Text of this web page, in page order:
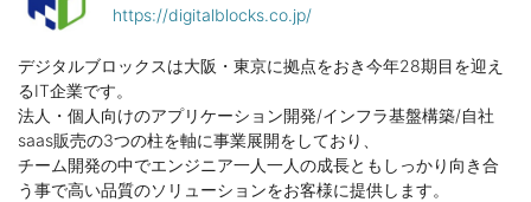
https://digitalblocks.co.jp/
デジタルブロックスは大阪・東京に拠点をおき今年28期目を迎え
るIT企業です。
法人・個人向けのアプリケーション開発/インフラ基盤構築/自社
saas販売の3つの柱を軸に事業展開をしており、
チーム開発の中でエンジニア一人一人の成長ともしっかり向き合
う事で高い品質のソリューションをお客様に提供します。